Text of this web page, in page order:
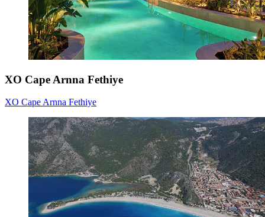
XO Cape Arnna Fethiye
XO Cape Arnna Fethiye